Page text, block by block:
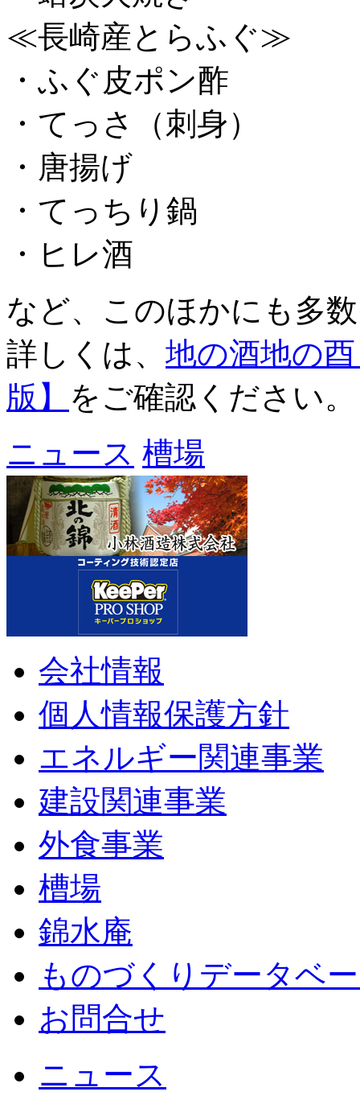
≪長崎産とらふぐ≫
・ふぐ皮ポン酢
・てっさ（刺身）
・唐揚げ
・てっちり鍋
・ヒレ酒
など、このほかにも多
詳しくは、 地の酒地の
版】 をご確認ください。
ニュース 槽場
会社情報
個人情報保護方針
エネルギー関連事業
建設関連事業
外食事業
槽場
錦水庵
ものづくりデータベ
お問合せ
ニュース